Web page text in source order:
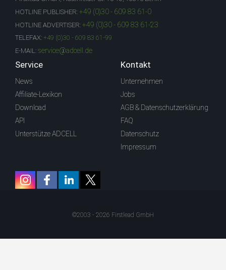
HOTLINE PUBLISHER: +49 (0)30 - 609 83 61-0
HOTLINE ADVERTISER: +49 (0)30 - 609 83 61-23
TELEFAX: +49 (0)30 - 609 83 61-99
E-MAIL: service@adcell.de
Service
News
Affiliate-Lexikon
Download
API
Unterstütze ADCELL
Kontakt
Unternehmen
Jobs
AGB & Datenschutzerklärung
FAQ
Datenschutz
Impressum
©2003 - 2026 Firstlead GmbH